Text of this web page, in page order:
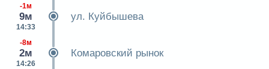
-1м
9м
14:33
ул. Куйбышева
-8м
2м
14:26
Комаровский рынок